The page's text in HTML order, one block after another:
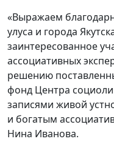
«Выражаем
улуса и города
заинтересованное
ассоциативных
решению
фонд Центра
записями живой
и богатым
Нина Иванова.